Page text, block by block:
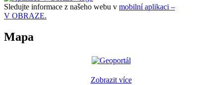
Sledujte informace z našeho webu v mobilní aplikaci –
V OBRAZE.
Mapa
Zobrazit více